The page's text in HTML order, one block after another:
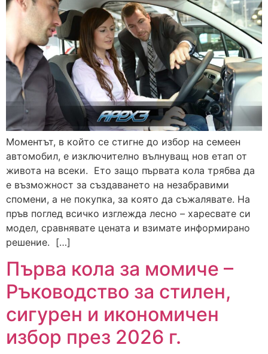
Моментът, в който се стигне до избор на семеен
автомобил, е изключително вълнуващ нов етап от
живота на всеки. Ето защо първата кола трябва да
е възможност за създаването на незабравими
спомени, а не покупка, за която да съжалявате. На
пръв поглед всичко изглежда лесно – харесвате си
модел, сравнявате цената и взимате информирано
решение. […]
Първа кола за момиче –
Ръководство за стилен,
сигурен и икономичен
избор през 2026 г.